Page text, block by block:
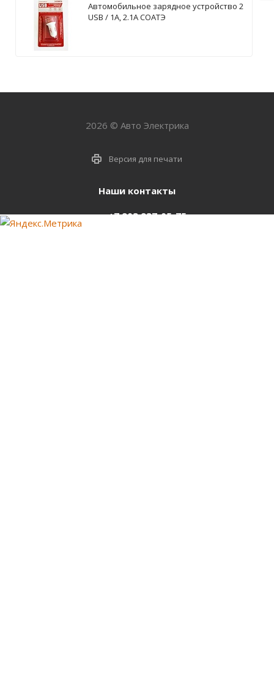
Автомобильное зарядное устройство 2
USB / 1А, 2.1А СОАТЭ
2026 © Авто Электрика
Версия для печати
Наши контакты
+7 903 937-05-75